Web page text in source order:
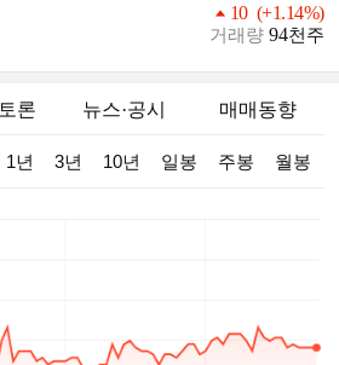
10 (+1.14%)
거래량 94천주
토론 뉴스·공시 매매동향
1년 3년 10년 일봉 주봉 월봉